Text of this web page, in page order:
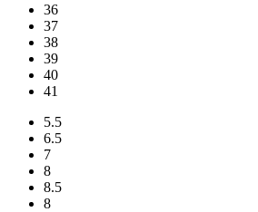
36
37
38
39
40
41
5.5
6.5
7
8
8.5
8